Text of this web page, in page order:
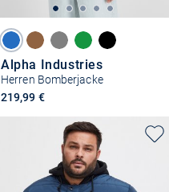
Alpha Industries
Herren Bomberjacke
219,99 €